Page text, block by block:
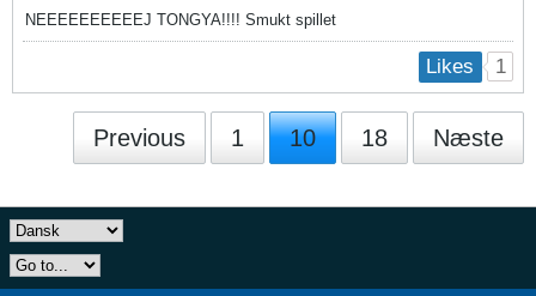
NEEEEEEEEEEJ TONGYA!!!! Smukt spillet
Likes 1
Previous 1 10 18 Næste